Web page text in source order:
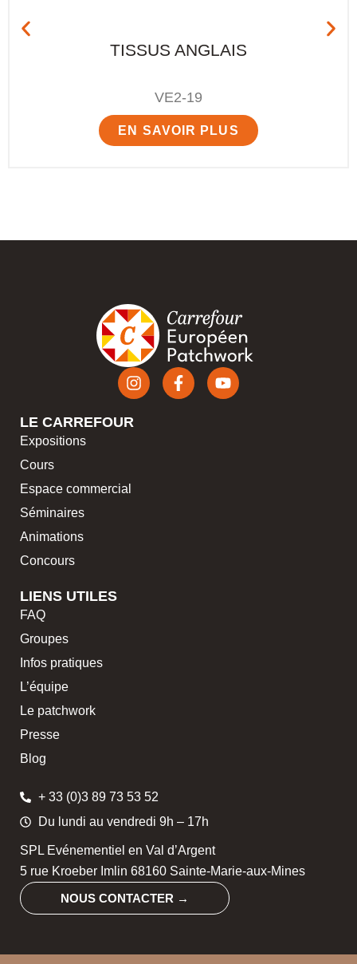
TISSUS ANGLAIS
VE2-19
EN SAVOIR PLUS
LE CARREFOUR
Expositions
Cours
Espace commercial
Séminaires
Animations
Concours
LIENS UTILES
FAQ
Groupes
Infos pratiques
L’équipe
Le patchwork
Presse
Blog
+ 33 (0)3 89 73 53 52
Du lundi au vendredi 9h – 17h
SPL Evénementiel en Val d’Argent
5 rue Kroeber Imlin 68160 Sainte-Marie-aux-Mines
NOUS CONTACTER →